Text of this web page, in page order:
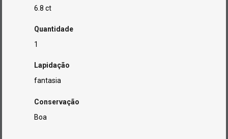
6.8 ct
Quantidade
1
Lapidação
fantasia
Conservação
Boa